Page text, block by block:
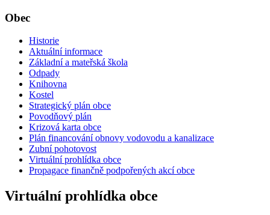
Obec
Historie
Aktuální informace
Základní a mateřská škola
Odpady
Knihovna
Kostel
Strategický plán obce
Povodňový plán
Krizová karta obce
Plán financování obnovy vodovodu a kanalizace
Zubní pohotovost
Virtuální prohlídka obce
Propagace finančně podpořených akcí obce
Virtuální prohlídka obce